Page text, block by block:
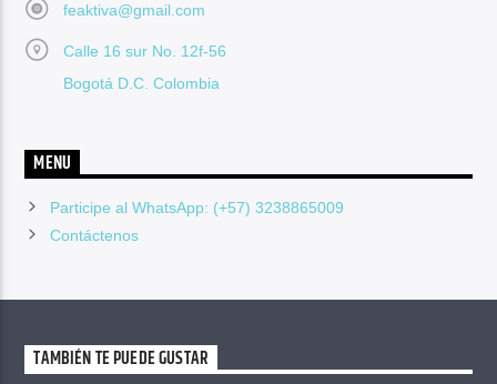
feaktiva@gmail.com
Calle 16 sur No. 12f-56
Bogotá D.C. Colombia
MENU
Participe al WhatsApp: (+57) 3238865009
Contáctenos
TAMBIÉN TE PUEDE GUSTAR